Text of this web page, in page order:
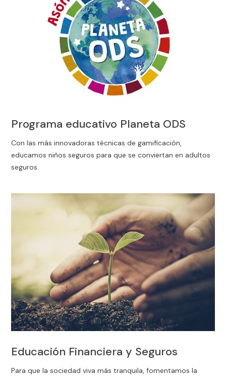
Programa educativo Planeta ODS
Con las más innovadoras técnicas de gamificación,
educamos niños seguros para que se conviertan en adultos
seguros.
Educación Financiera y Seguros
Para que la sociedad viva más tranquila, fomentamos la